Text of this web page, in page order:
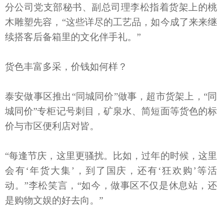
分公司党支部秘书、副总司理李松指着货架上的桃
木雕塑先容，“这些详尽的工艺品，如今成了来来继
续搭客后备箱里的文化伴手礼。”
货色丰富多采，价钱如何样？
泰安做事区推出“同城同价”做事，超市货架上，“同
城同价”专柜记号刺目，矿泉水、简短面等货色的标
价与市区便利店对皆。
“每逢节庆，这里更骚扰。比如，过年的时候，这里
会有‘年货大集’，到了国庆，还有‘狂欢购’等活
动。”李松笑言，“如今，做事区不仅是休息站，还
是购物文娱的好去向。”